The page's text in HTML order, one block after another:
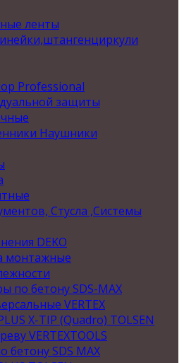
ленты
Professional
защиты
Наушники
Стусла ,Системы
DEKO
монтажные
по бетону SDS-MAX
VERTEX
X-TIP (Quadro) TOLSEN
VERTEXTOOLS
SDS MAX